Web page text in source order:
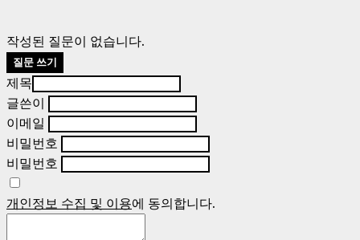
작성된 질문이 없습니다.
질문 쓰기
제목
글쓴이
이메일
비밀번호
비밀번호
개인정보 수집 및 이용에 동의합니다.